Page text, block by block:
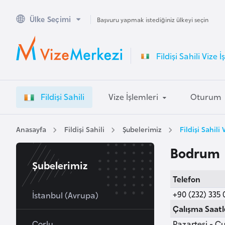
Ülke Seçimi Başvuru yapmak istediğiniz ülkeyi seçin
Fildişi Sahili Vize
Fildişi Sahili Vize İşlemleri Oturum
Anasayfa Fildişi Sahili Şubelerimiz Fildişi Sahili
Bodrum
Telefon
+90 (232) 335
Çalışma
Şubelerimiz
İstanbul (Avrupa)
A
u
s
a
l
A
u
s
t